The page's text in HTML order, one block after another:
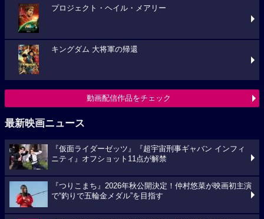
プロジェクト・ヘイル・メアリー
キングダム 大将軍の帰還
動画配信作品をチェック
最新映画ニュース
『仮面ライダーゼッツ』『超宇宙刑事ギャバン インフィ
ニティ』オフショット11点が解禁
『つりこまち』2026年秋公開決定！仲村悠菜が映画初主演
で“釣りで五輪金メダル”を目指す